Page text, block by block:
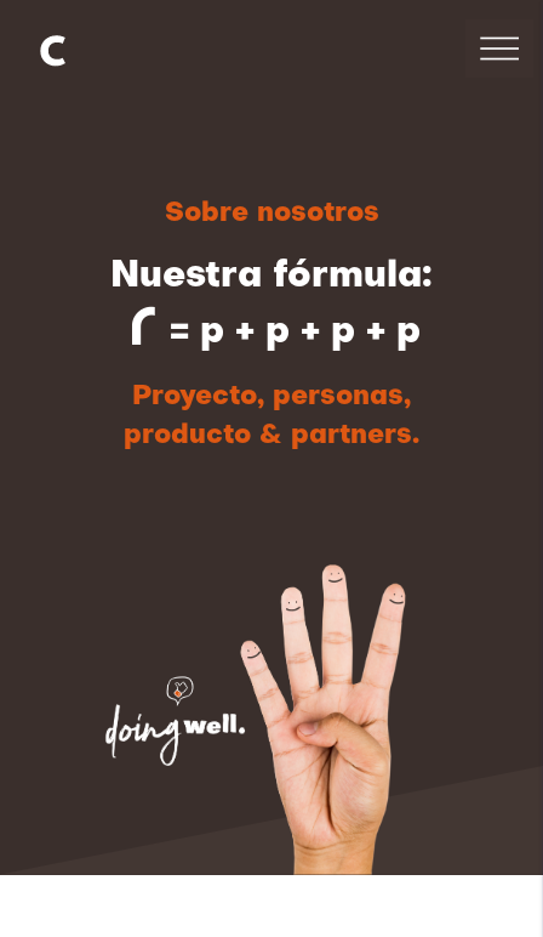
Sobre nosotros
Nuestra fórmula:
r = p + p + p + p
Proyecto, personas,
producto & partners.